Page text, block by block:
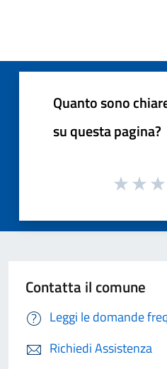
Quanto sono
su questa pagina?
Contatta il comune
Leggi le domande
Richiedi Assistenza